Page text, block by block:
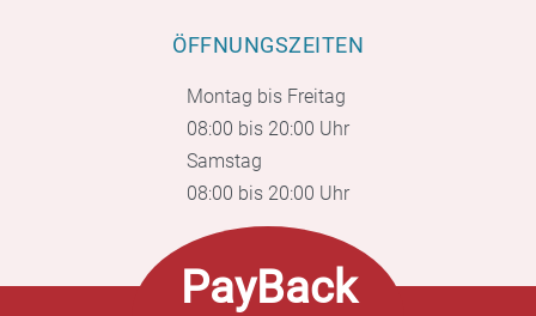
ÖFFNUNGSZEITEN
Montag bis Freitag
08:00 bis 20:00 Uhr
Samstag
08:00 bis 20:00 Uhr
PayBack